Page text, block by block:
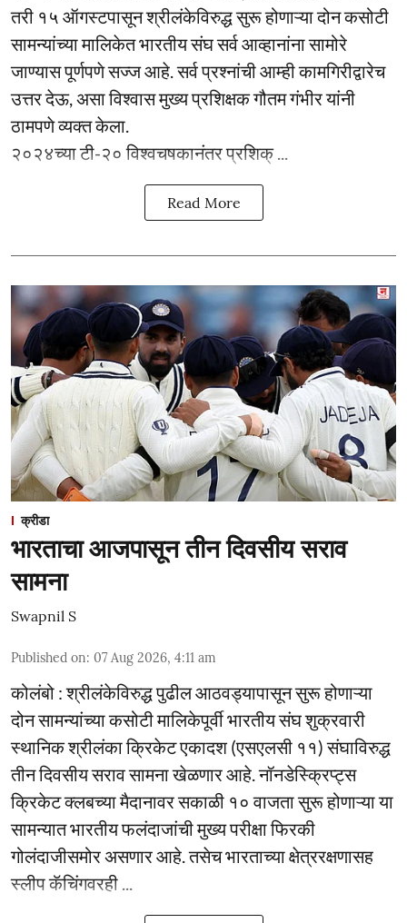
तरी १५ ऑगस्टपासून श्रीलंकेविरुद्ध सुरू होणाऱ्या दोन कसोटी
सामन्यांच्या मालिकेत भारतीय संघ सर्व आव्हानांना सामोरे
जाण्यास पूर्णपणे सज्ज आहे. सर्व प्रश्नांची आम्ही कामगिरीद्वारेच
उत्तर देऊ, असा विश्वास मुख्य प्रशिक्षक गौतम गंभीर यांनी
ठामपणे व्यक्त केला.
२०२४च्या टी-२० विश्वचषकानंतर प्रशिक् ...
Read More
क्रीडा
भारताचा आजपासून तीन दिवसीय सराव
सामना
Swapnil S
Published on: 07 Aug 2026, 4:11 am
कोलंबो : श्रीलंकेविरुद्ध पुढील आठवड्यापासून सुरू होणाऱ्या
दोन सामन्यांच्या कसोटी मालिकेपूर्वी भारतीय संघ शुक्रवारी
स्थानिक श्रीलंका क्रिकेट एकादश (एसएलसी ११) संघाविरुद्ध
तीन दिवसीय सराव सामना खेळणार आहे. नॉनडेस्क्रिप्ट्स
क्रिकेट क्लबच्या मैदानावर सकाळी १० वाजता सुरू होणाऱ्या या
सामन्यात भारतीय फलंदाजांची मुख्य परीक्षा फिरकी
गोलंदाजीसमोर असणार आहे. तसेच भारताच्या क्षेत्ररक्षणासह
स्लीप कॅचिंगवरही ...